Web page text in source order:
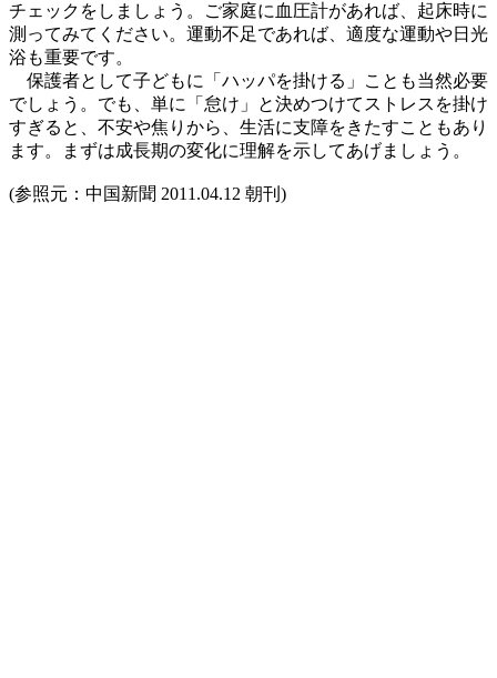
チェックをしましょう。ご家庭に血圧計があれば、起床時に
測ってみてください。運動不足であれば、適度な運動や日光
浴も重要です。
保護者として子どもに「ハッパを掛ける」ことも当然必要
でしょう。でも、単に「怠け」と決めつけてストレスを掛け
すぎると、不安や焦りから、生活に支障をきたすこともあり
ます。まずは成長期の変化に理解を示してあげましょう。
(参照元：中国新聞 2011.04.12 朝刊)